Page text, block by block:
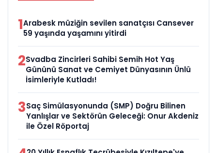
1Arabesk müziğin sevilen sanatçısı Cansever
59 yaşında yaşamını yitirdi
2Svadba Zincirleri Sahibi Semih Hot Yaş
Gününü Sanat ve Cemiyet Dünyasının Ünlü
İsimleriyle Kutladı!
3Saç Simülasyonunda (SMP) Doğru Bilinen
Yanlışlar ve Sektörün Geleceği: Onur Akdeniz
ile Özel Röportaj